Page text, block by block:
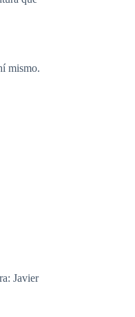
mismo.
Javier